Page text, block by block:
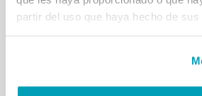
partir del uso que haya hecho de sus
política de aceptación e
los que llegan a nuestro territorio
Entiendo la angustia de muchos